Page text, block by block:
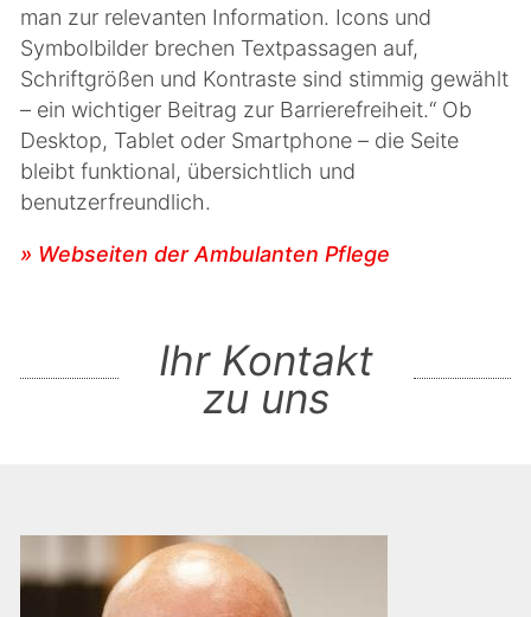
man zur relevanten Information. Icons und
Symbolbilder brechen Textpassagen auf,
Schriftgrößen und Kontraste sind stimmig gewählt
– ein wichtiger Beitrag zur Barrierefreiheit.“ Ob
Desktop, Tablet oder Smartphone – die Seite
bleibt funktional, übersichtlich und
benutzerfreundlich.
» Webseiten der Ambulanten Pflege
Ihr Kontakt
zu uns